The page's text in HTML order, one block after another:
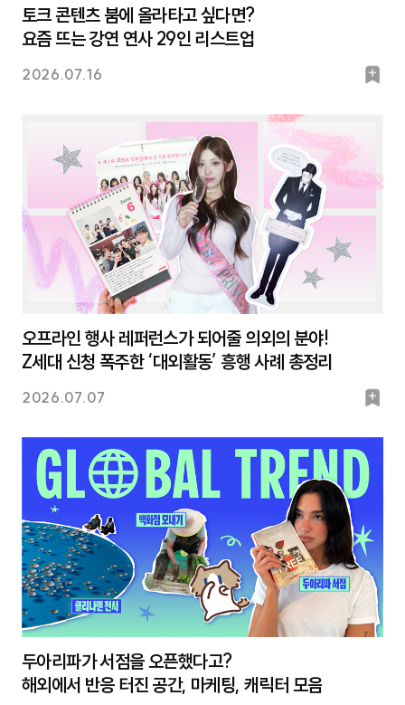
2026.07.16
북
토크 콘텐츠 붐에 올라타고 싶다면?
요즘 뜨는 강연 연사 29인 리스트업
2026.07.07
북
크
오프라인 행사 레퍼런스가 되어줄 의외의 분야!
Z세대 신청 폭주한 ‘대외활동’ 흥행 사례 총정리
두아리파가 서점을 오픈했다고?
해외에서 반응 터진 공간, 마케팅, 캐릭터 모음